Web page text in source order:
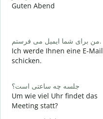
Guten Abend
من برای شما ایمیل می فرستم.
Ich werde Ihnen eine E-Mail
schicken.
جلسه چه ساعتی است؟
Um wie viel Uhr findet das
Meeting statt?